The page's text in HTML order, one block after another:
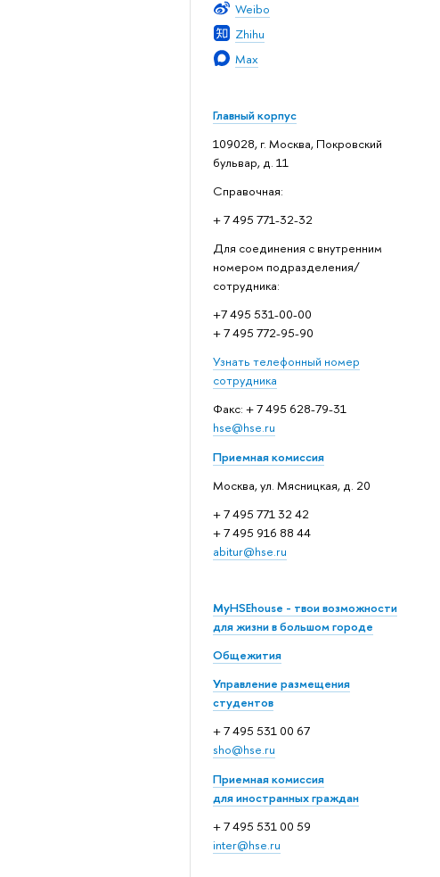
Weibo
Zhihu
Max
Главный корпус
109028, г. Москва, Покровский
бульвар, д. 11
Справочная:
+ 7 495 771-32-32
Для соединения с внутренним
номером подразделения/
сотрудника:
+7 495 531-00-00
+ 7 495 772-95-90
Узнать телефонный номер
сотрудника
Факс: + 7 495 628-79-31
hse@hse.ru
Приемная комиссия
Москва, ул. Мясницкая, д. 20
+ 7 495 771 32 42
+ 7 495 916 88 44
abitur@hse.ru
MyHSEhouse - твои возможности
для жизни в большом городе
Общежития
Управление размещения
студентов
+ 7 495 531 00 67
sho@hse.ru
Приемная комиссия
для иностранных граждан
+ 7 495 531 00 59
inter@hse.ru